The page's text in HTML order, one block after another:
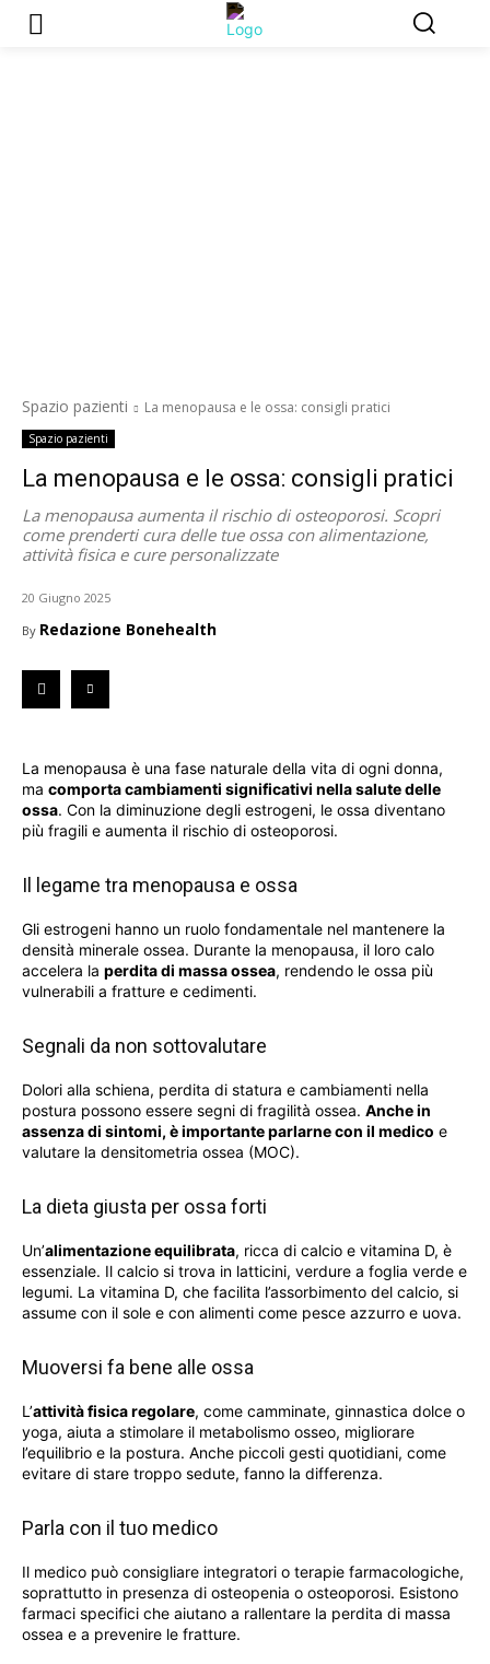
Spazio pazienti La menopausa e le ossa: consigli pratici
Spazio pazienti
La menopausa e le ossa: consigli pratici
La menopausa aumenta il rischio di osteoporosi. Scopri
come prenderti cura delle tue ossa con alimentazione,
attività fisica e cure personalizzate
20 Giugno 2025
By Redazione Bonehealth
La menopausa è una fase naturale della vita di ogni donna,
ma comporta cambiamenti significativi nella salute delle
ossa. Con la diminuzione degli estrogeni, le ossa diventano
più fragili e aumenta il rischio di osteoporosi.
Il legame tra menopausa e ossa
Gli estrogeni hanno un ruolo fondamentale nel mantenere la
densità minerale ossea. Durante la menopausa, il loro calo
accelera la perdita di massa ossea, rendendo le ossa più
vulnerabili a fratture e cedimenti.
Segnali da non sottovalutare
Dolori alla schiena, perdita di statura e cambiamenti nella
postura possono essere segni di fragilità ossea. Anche in
assenza di sintomi, è importante parlarne con il medico e
valutare la densitometria ossea (MOC).
La dieta giusta per ossa forti
Un’alimentazione equilibrata, ricca di calcio e vitamina D, è
essenziale. Il calcio si trova in latticini, verdure a foglia verde e
legumi. La vitamina D, che facilita l’assorbimento del calcio, si
assume con il sole e con alimenti come pesce azzurro e uova.
Muoversi fa bene alle ossa
L’attività fisica regolare, come camminate, ginnastica dolce o
yoga, aiuta a stimolare il metabolismo osseo, migliorare
l’equilibrio e la postura. Anche piccoli gesti quotidiani, come
evitare di stare troppo sedute, fanno la differenza.
Parla con il tuo medico
Il medico può consigliare integratori o terapie farmacologiche,
soprattutto in presenza di osteopenia o osteoporosi. Esistono
farmaci specifici che aiutano a rallentare la perdita di massa
ossea e a prevenire le fratture.